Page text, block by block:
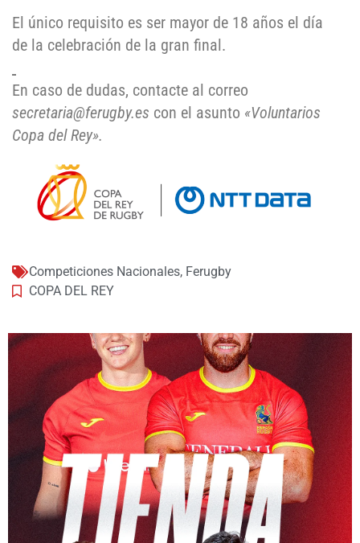
El único requisito es ser mayor de 18 años el día
de la celebración de la gran final.
En caso de dudas, contacte al correo
secretaria@ferugby.es con el asunto «Voluntarios
Copa del Rey».
Competiciones Nacionales, Ferugby
COPA DEL REY